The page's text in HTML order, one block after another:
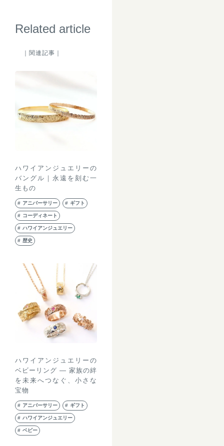
Related article
｜関連記事｜
ハワイアンジュエリーの
バングル｜永遠を刻む一
生もの
アニバーサリー ギフト
コーディネート
ハワイアンジュエリー
歴史
ハワイアンジュエリーの
ベビーリング ― 家族の絆
を未来へつなぐ、小さな
宝物
アニバーサリー ギフト
ハワイアンジュエリー
ベビー